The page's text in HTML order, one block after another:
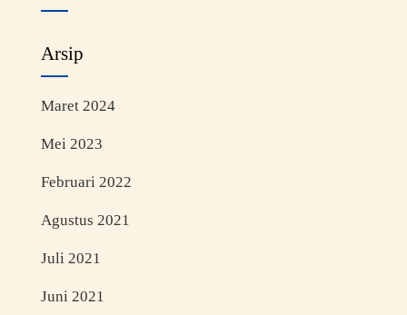
Arsip
Maret 2024
Mei 2023
Februari 2022
Agustus 2021
Juli 2021
Juni 2021